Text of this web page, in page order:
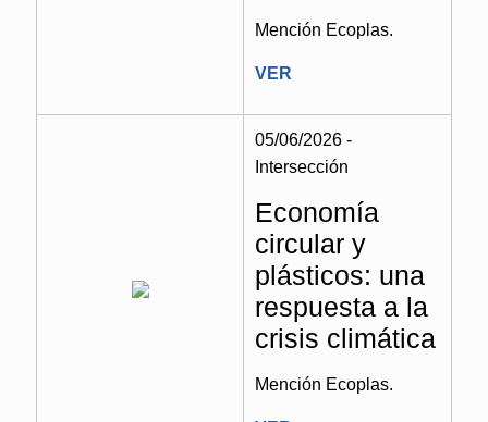
Mención Ecoplas.
VER
05/06/2026 -
Intersección
Economía
circular y
plásticos: una
respuesta a la
crisis climática
Mención Ecoplas.